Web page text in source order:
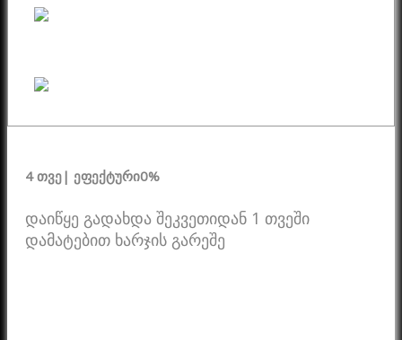
4 თვე| ეფექტური0%
დაიწყე გადახდა შეკვეთიდან 1 თვეში
დამატებით ხარჯის გარეშე